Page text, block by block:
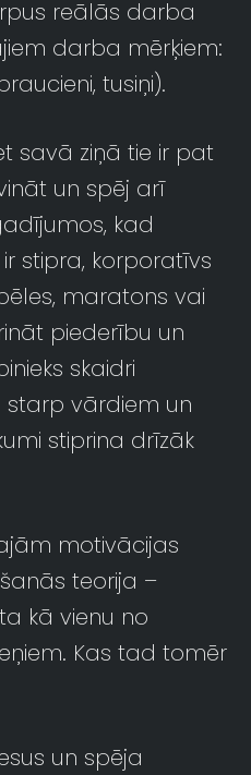
reālās darba
darba mērķiem:
tusiņi).
savā ziņā tie ir pat
un spēj arī
kad
stipra, korporatīvs
maratons vai
piederību un
skaidri
vārdiem un
stiprina drīzāk
motivācijas
teorija –
kā vienu no
Kas tad tomēr
un spēja